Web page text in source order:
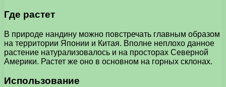
Где растет
В природе нандину можно повстречать главным образом
на территории Японии и Китая. Вполне неплохо данное
растение натурализовалось и на просторах Северной
Америки. Растет же оно в основном на горных склонах.
Использование